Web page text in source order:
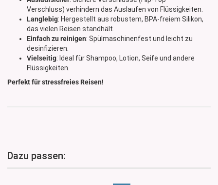
Verschluss) verhindern das Auslaufen von Flüssigkeiten.
Langlebig: Hergestellt aus robustem, BPA-freiem Silikon,
das vielen Reisen standhält.
Einfach zu reinigen: Spülmaschinenfest und leicht zu
desinfizieren.
Vielseitig: Ideal für Shampoo, Lotion, Seife und andere
Flüssigkeiten.
Perfekt für stressfreies Reisen!
Dazu passen: